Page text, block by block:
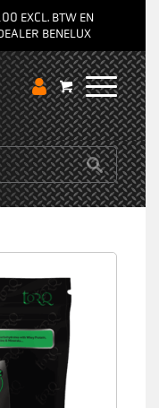
EXCL. BTW EN
BENELUX